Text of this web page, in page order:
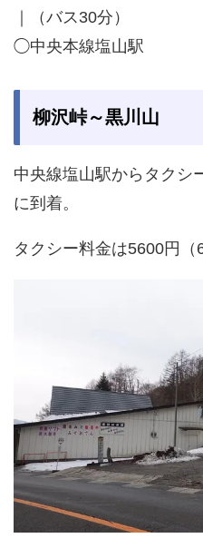
｜（バス30分）
◯中央本線塩山駅
柳沢峠～黒川山
中央線塩山駅からタクシ
に到着。
タクシー料金は5600円（